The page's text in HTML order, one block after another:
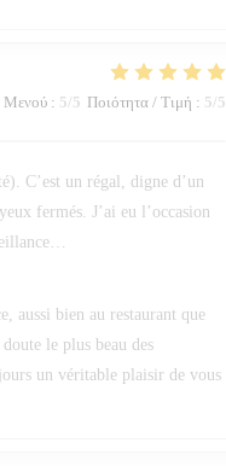
Μενού: 5/5 Ποιότητα / Τιμή : 5/5
C’est un régal, digne d’un
fermés. J’ai eu l’occasion
aussi bien au restaurant que
le plus beau des
un véritable plaisir de vous